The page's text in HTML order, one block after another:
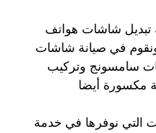
شاشات هواتف
في صيانة شاشات
سامسونج وتركيب
مكسورة أيضا
التي نوفرها في خدمة